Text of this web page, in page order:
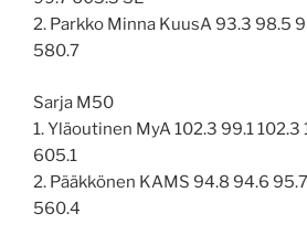
2. Parkko Minna KuusA 93.3 98.5
580.7
Sarja M50
1. Yläoutinen MyA 102.3 99.1 102.3
605.1
2. Pääkkönen KAMS 94.8 94.6
560.4